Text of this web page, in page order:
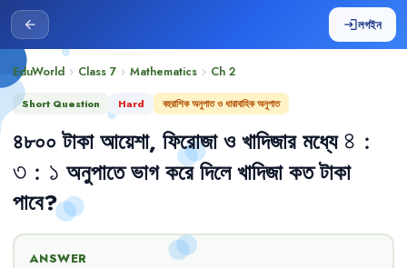
arrow_back loginলগইন
EduWorld chevron_right Class 7 chevron_right Mathematics chevron_right Ch 2
Short Question Hard বহুরাশিক অনুপাত ও ধারাবাহিক অনুপাত
৪৮০০ টাকা আয়েশা, ফিরোজা ও খাদিজার মধ্যে ৪
:
:
৪ :
৩ : ১ অনুপাতে ভাগ করে দিলে খাদিজা কত টাকা
পাবে?
ANSWER